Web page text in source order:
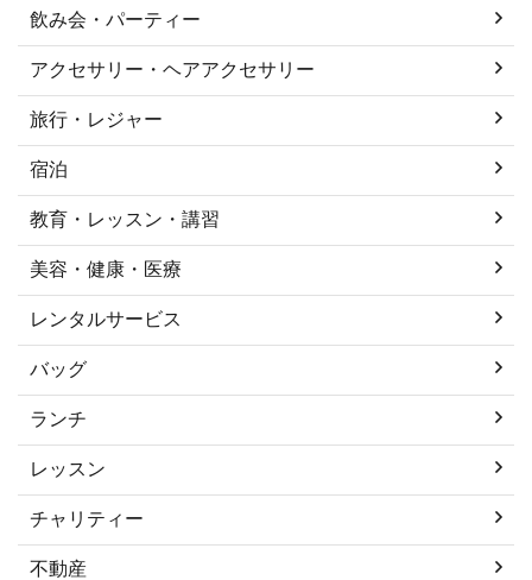
飲み会・パーティー
アクセサリー・ヘアアクセサリー
旅行・レジャー
宿泊
教育・レッスン・講習
美容・健康・医療
レンタルサービス
バッグ
ランチ
レッスン
チャリティー
不動産